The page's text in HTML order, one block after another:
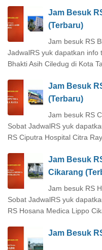
Jam Besuk
(Terbaru)
Jam besuk RS
JadwalRS yuk dapatkan
Bhakti Asih Ciledug di Kota
Jam Besuk
(Terbaru)
Jam besuk RS
Sobat JadwalRS yuk
RS Ciputra Hospital Citra
Jam Besuk
Cikarang
Jam besuk RS
Sobat JadwalRS yuk
RS Hosana Medica Lippo
Jam Besuk